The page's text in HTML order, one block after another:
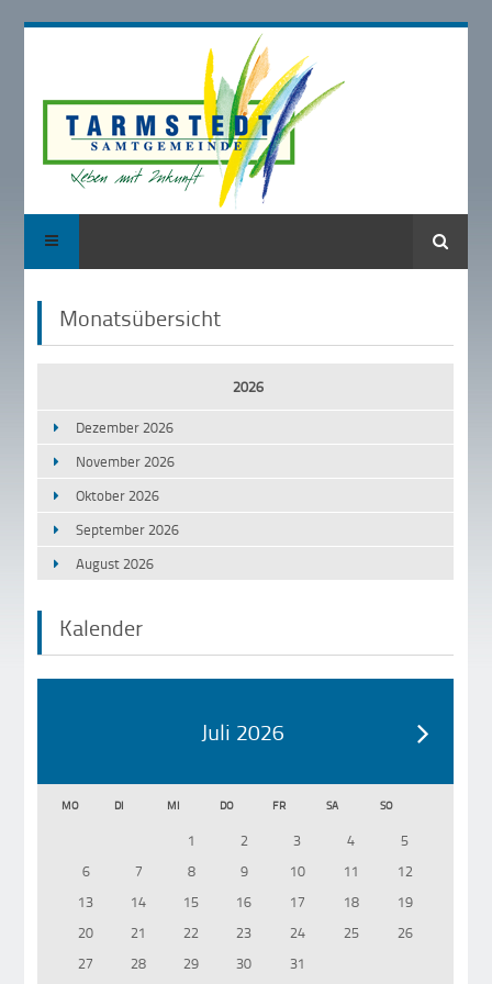
Suche
Monatsübersicht
2026
Dezember 2026
November 2026
Oktober 2026
September 2026
August 2026
Kalender
Juli 2026
MO DI MI DO FR SA SO
1 2 3 4
5
6
7 8 9 10 11
12
13
14 15 16 17 18
19
20
21 22 23 24 25
26
27
28 29 30 31